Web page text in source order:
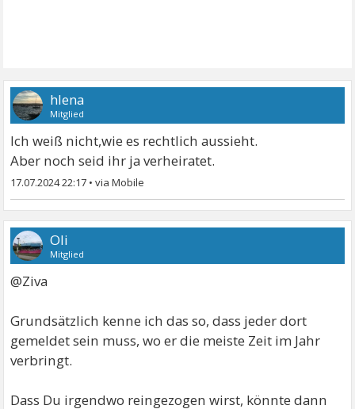
hlena
Mitglied
Ich weiß nicht,wie es rechtlich aussieht.
Aber noch seid ihr ja verheiratet.
17.07.2024 22:17 •
Oli
Mitglied
@Ziva
Grundsätzlich kenne ich das so, dass jeder dort
gemeldet sein muss, wo er die meiste Zeit im Jahr
verbringt.
Dass Du irgendwo reingezogen wirst, könnte dann